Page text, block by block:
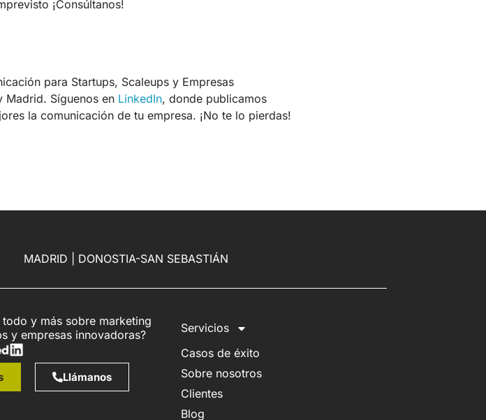
¡Consúltanos!
para Startups, Scaleups y Empresas
Madrid. Síguenos en LinkedIn, donde publicamos
la comunicación de tu empresa. ¡No te lo pierdas!
MADRID | DONOSTIA-SAN SEBASTIÁN
todo y más sobre marketing
y empresas innovadoras?
Llámanos
Servicios
Casos de éxito
Sobre nosotros
Clientes
Blog